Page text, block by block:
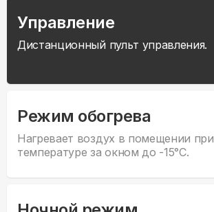
Управление
Дистанционный пульт управления.
Режим обогрева
Нагревает воздух в помещении при
температуре за окном до -15°С.